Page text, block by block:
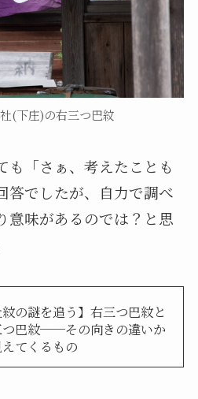
(下庄)の右三つ巴紋
も「さぁ、考えたことも
答でしたが、自力で調べ
意味があるのでは？と思
紋の謎を追う】右三つ巴紋と
つ巴紋──その向きの違いか
えてくるもの